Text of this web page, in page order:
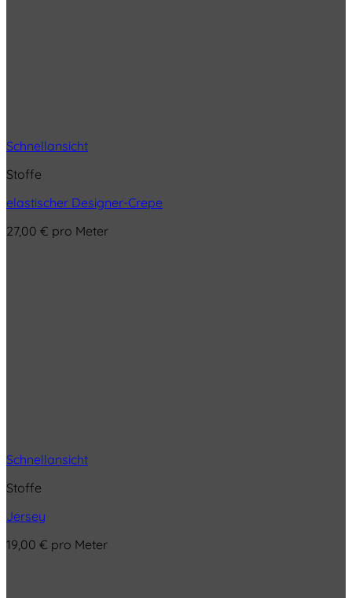
Schnellansicht
Stoffe
elastischer Designer-Crepe
27,00 € pro Meter
Schnellansicht
Stoffe
Jersey
19,00 € pro Meter